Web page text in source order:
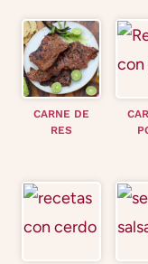
CARNE DE
RES